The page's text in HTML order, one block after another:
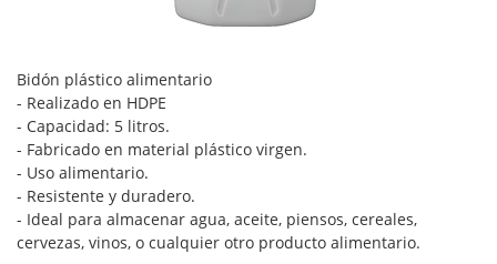
Bidón plástico alimentario
- Realizado en HDPE
- Capacidad: 5 litros.
- Fabricado en material plástico virgen.
- Uso alimentario.
- Resistente y duradero.
- Ideal para almacenar agua, aceite, piensos, cereales,
cervezas, vinos, o cualquier otro producto alimentario.